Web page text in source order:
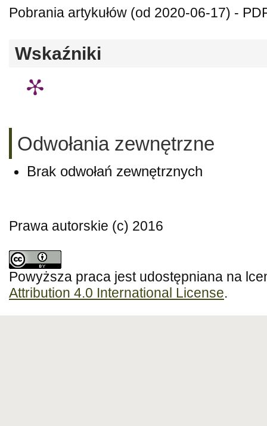
Pobrania artykułów (od 2020-06-17) -
Wskaźniki
Odwołania zewnętrzne
Brak odwołań zewnętrznych
Prawa autorskie (c) 2016
Powyższa praca jest udostępniana na
Attribution 4.0 International License.